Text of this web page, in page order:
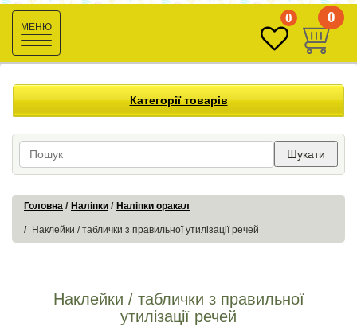
Toggle
navigation
0 0
Категорії товарів
Шукати
Головна Наліпки Наліпки оракал
Наклейки / таблички з правильної утилізації речей
Наклейки / таблички з правильної
утилізації речей